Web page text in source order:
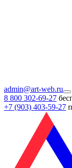
admin@art-web.ru
8 800 302-69-27
+7 (903) 403-59-27